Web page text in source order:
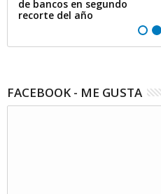
de bancos en segundo
recorte del año
FACEBOOK - ME GUSTA